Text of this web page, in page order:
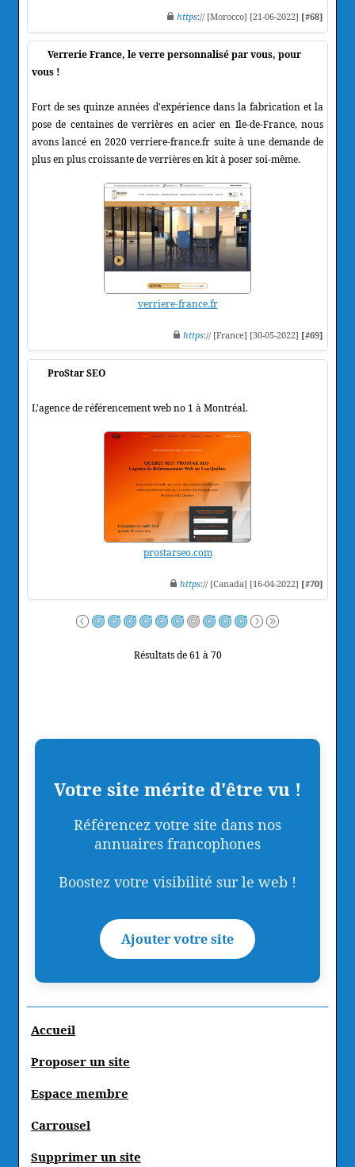
https:// [Morocco] [21-06-2022] [#68]
Verrerie France, le verre personnalisé par vous, pour
vous !
Fort de ses quinze années d'expérience dans la fabrication et la
pose de centaines de verrières en acier en Ile-de-France, nous
avons lancé en 2020 verriere-france.fr suite à une demande de
plus en plus croissante de verrières en kit à poser soi-même.
verriere-france.fr
https:// [France] [30-05-2022] [#69]
ProStar SEO
L'agence de référencement web no 1 à Montréal.
prostarseo.com
https:// [Canada] [16-04-2022] [#70]
Résultats de 61 à 70
Votre site mérite d'être vu !
Référencez votre site dans nos
annuaires francophones
Boostez votre visibilité sur le web !
Ajouter votre site
Accueil
Proposer un site
Espace membre
Carrousel
Supprimer un site